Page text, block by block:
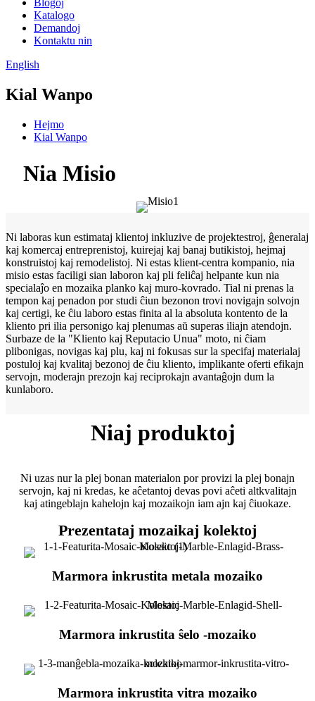
Blogoj
Katalogo
Demandoj
Kontaktu nin
English
Kial Wanpo
Hejmo
Kial Wanpo
Nia Misio
Ni laboras kun estimataj klientoj inkluzive de projektestroj, ĝeneralaj
kaj komercaj entreprenistoj, kuirejaj kaj banaj butikistoj, hejmaj
konstruistoj kaj remodelistoj. Ni estas klient-centra kompanio, nia
misio estas faciligi sian laboron kaj pli feliĉaj helpante kun nia
specialaĵo en mozaika planko kaj muro-kovrado. Tial ni prenas la
tempon kaj penadon por studi ĉiun bezonon trovi novigajn solvojn
kaj certigi, ke ĉiu laboro estas finita al la absoluta kontento de la
kliento pri ilia personigo kaj plenumas aŭ superas iliajn atendojn.
Surbaze de la "Kliento kaj Reputacio Unua" moto, ni ĉiam
plibonigas, novigas kaj plu, kaj ni fokusas sur la specifaj materialaj
postuloj kaj kvalitaj bezonoj de ĉiu kliento, implikante oferti efikajn
servojn, moderajn prezojn kaj reciprokajn avantaĝojn dum la
kunlaboro.
Niaj produktoj
Ni uzas nur la plej bonan materialon por provizi la plej bonajn
servojn, kaj ni kredas, ke aĉetantoj devas povi aĉeti altkvalitajn
kaj atingeblajn kahelojn kaj mozaikojn iam ajn kaj ĉiuokaze.
Prezentataj mozaikaj kolektoj
Marmora inkrustita metala mozaiko
Marmora inkrustita ŝelo -mozaiko
Marmora inkrustita vitra mozaiko